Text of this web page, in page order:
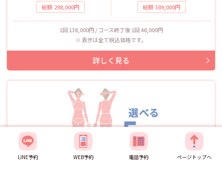
総額 298,000円
総額 389,000円
1回 138,000円 / コース終了後 1回 48,000円
表示は全て税込価格です。
LINE予約 WEB予約 電話予約 ページトップへ